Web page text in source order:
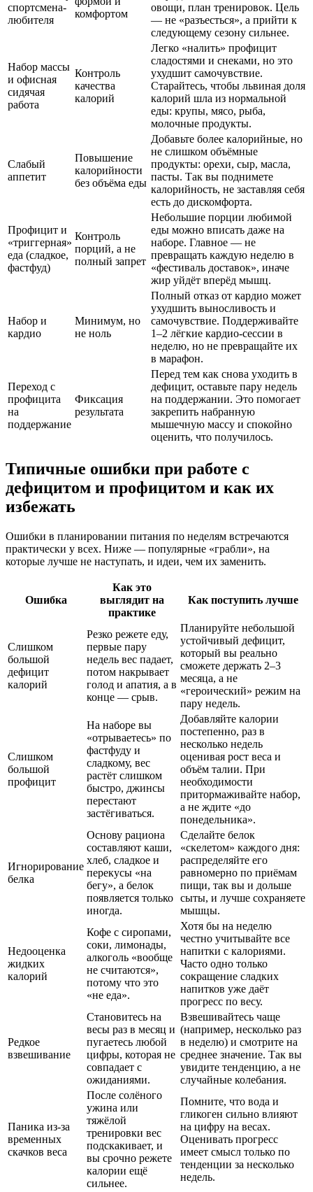
спортсмена-
любителя
комфортом
овощи, план тренировок. Цель
— не «разъесться», а прийти к
следующему сезону сильнее.
Набор массы
и офисная
сидячая
работа
Контроль
качества
калорий
Легко «налить» профицит
сладостями и снеками, но это
ухудшит самочувствие.
Старайтесь, чтобы львиная доля
калорий шла из нормальной
еды: крупы, мясо, рыба,
молочные продукты.
Слабый
аппетит
Повышение
калорийности
без объёма еды
Добавьте более калорийные, но
не слишком объёмные
продукты: орехи, сыр, масла,
пасты. Так вы поднимете
калорийность, не заставляя себя
есть до дискомфорта.
Профицит и
«триггерная»
еда (сладкое,
фастфуд)
Контроль
порций, а не
полный запрет
Небольшие порции любимой
еды можно вписать даже на
наборе. Главное — не
превращать каждую неделю в
«фестиваль доставок», иначе
жир уйдёт вперёд мышц.
Набор и
кардио
Минимум, но
не ноль
Полный отказ от кардио может
ухудшить выносливость и
самочувствие. Поддерживайте
1–2 лёгкие кардио-сессии в
неделю, но не превращайте их
в марафон.
Переход с
профицита
на
поддержание
Фиксация
результата
Перед тем как снова уходить в
дефицит, оставьте пару недель
на поддержании. Это помогает
закрепить набранную
мышечную массу и спокойно
оценить, что получилось.
Типичные ошибки при работе с
дефицитом и профицитом и как их
избежать
Ошибки в планировании питания по неделям встречаются
практически у всех. Ниже — популярные «грабли», на
которые лучше не наступать, и идеи, чем их заменить.
Ошибка
Как это
выглядит на
практике
Как поступить лучше
Слишком
большой
дефицит
калорий
Резко режете еду,
первые пару
недель вес падает,
потом накрывает
голод и апатия, а в
конце — срыв.
Планируйте небольшой
устойчивый дефицит,
который вы реально
сможете держать 2–3
месяца, а не
«героический» режим на
пару недель.
Слишком
большой
профицит
На наборе вы
«отрываетесь» по
фастфуду и
сладкому, вес
растёт слишком
быстро, джинсы
перестают
застёгиваться.
Добавляйте калории
постепенно, раз в
несколько недель
оценивая рост веса и
объём талии. При
необходимости
притормаживайте набор,
а не ждите «до
понедельника».
Игнорирование
белка
Основу рациона
составляют каши,
хлеб, сладкое и
перекусы «на
бегу», а белок
появляется только
иногда.
Сделайте белок
«скелетом» каждого дня:
распределяйте его
равномерно по приёмам
пищи, так вы и дольше
сыты, и лучше сохраняете
мышцы.
Недооценка
жидких
калорий
Кофе с сиропами,
соки, лимонады,
алкоголь «вообще
не считаются»,
потому что это
«не еда».
Хотя бы на неделю
честно учитывайте все
напитки с калориями.
Часто одно только
сокращение сладких
напитков уже даёт
прогресс по весу.
Редкое
взвешивание
Становитесь на
весы раз в месяц и
пугаетесь любой
цифры, которая не
совпадает с
ожиданиями.
Взвешивайтесь чаще
(например, несколько раз
в неделю) и смотрите на
среднее значение. Так вы
увидите тенденцию, а не
случайные колебания.
Паника из-за
временных
скачков веса
После солёного
ужина или
тяжёлой
тренировки вес
подскакивает, и
вы срочно режете
калории ещё
сильнее.
Помните, что вода и
гликоген сильно влияют
на цифру на весах.
Оценивать прогресс
имеет смысл только по
тенденции за несколько
недель.